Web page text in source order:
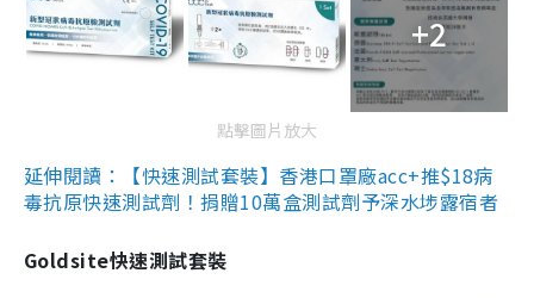
+2
點擊圖片放大
延伸閱讀：【快速測試套裝】香港口罩廠acc+推$18病
毒抗原快速測試劑！捐贈10萬盒測試劑予深水埗露宿者
Goldsite快速測試套裝